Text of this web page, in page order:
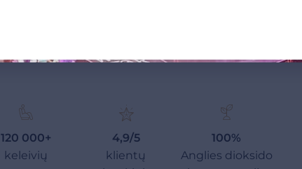
120 000+
keleivių
4,9/5
klientų
100%
Anglies dioksido